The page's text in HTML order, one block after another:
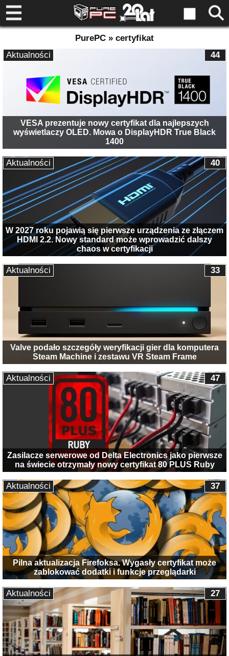
PurePC » certyfikat
VESA prezentuje nowy certyfikat dla najlepszych
wyświetlaczy OLED. Mowa o DisplayHDR True Black
1400
44
Aktualności
W 2027 roku pojawią się pierwsze urządzenia ze złączem
HDMI 2.2. Nowy standard może wprowadzić dalszy
chaos w certyfikacji
40
Aktualności
Valve podało szczegóły weryfikacji gier dla komputera
Steam Machine i zestawu VR Steam Frame
33
Aktualności
Zasilacze serwerowe od Delta Electronics jako pierwsze
na świecie otrzymały nowy certyfikat 80 PLUS Ruby
47
Aktualności
Pilna aktualizacja Firefoksa. Wygasły certyfikat może
zablokować dodatki i funkcje przeglądarki
37
Aktualności
27
Aktualności